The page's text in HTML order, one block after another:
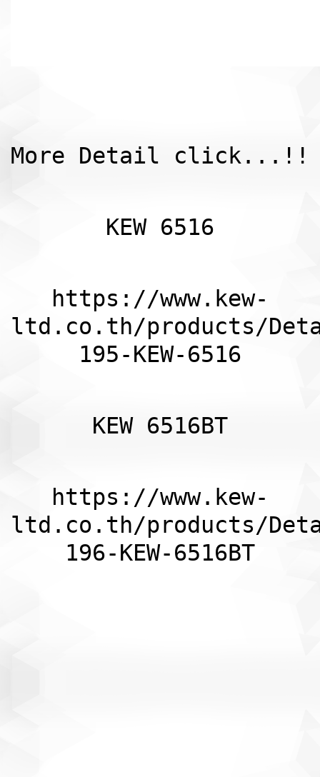
More Detail click...!!
KEW 6516
https://www.kew-
ltd.co.th/products/
195-KEW-6516
KEW 6516BT
https://www.kew-
ltd.co.th/products/
196-KEW-6516BT